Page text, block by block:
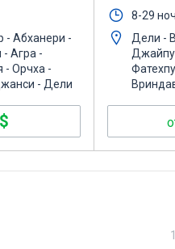
- Абханери -
- Агра -
- Орчха -
- Дели
$
8-29
Дели -